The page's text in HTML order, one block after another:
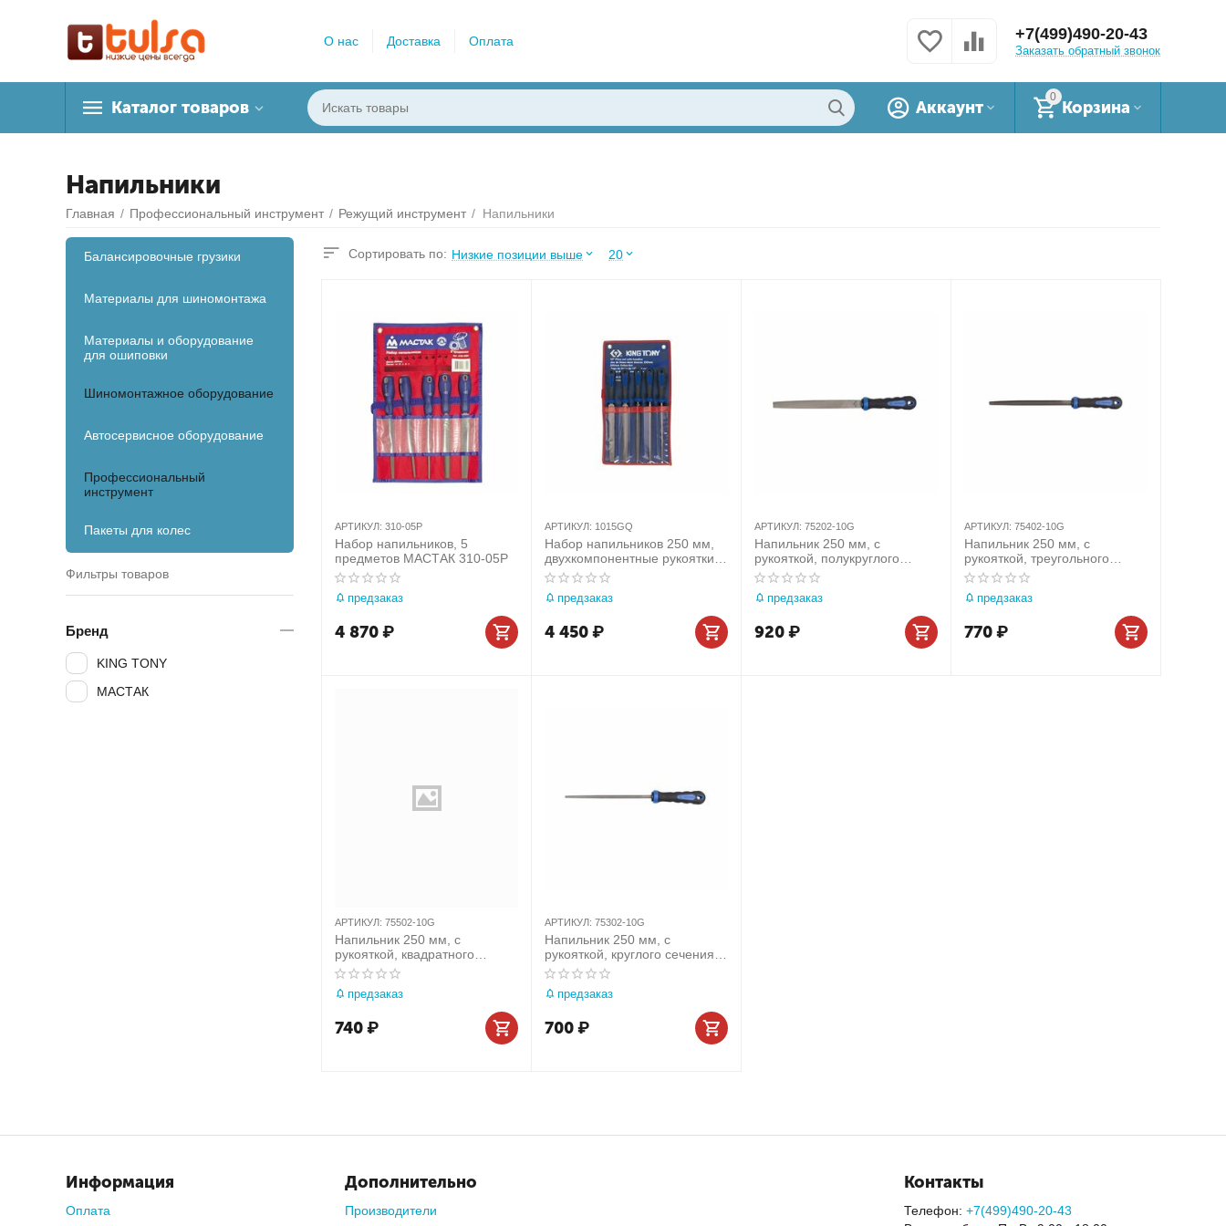
О нас Доставка Оплата +7(499)490-20-43
Заказать обратный звонок
Каталог товаров
0
Корзина
Аккаунт
Напильники
Главная / Профессиональный инструмент / Режущий инструмент / Напильники
Сортировать по: Низкие позиции выше 20
АРТИКУЛ: 310-05P
Набор напильников, 5
предметов МАСТАК 310-05P
предзаказ
4 870₽
АРТИКУЛ: 1015GQ
Набор напильников 250 мм,
двухкомпонентные рукоятки,
5 предметов KING TONY
1015GQ
предзаказ
4 450₽
АРТИКУЛ: 75202-10G
Напильник 250 мм, с
рукояткой, полукруглого
сечения KING TONY 75202-
10G
предзаказ
920₽
АРТИКУЛ: 75402-10G
Напильник 250 мм, с
рукояткой, треугольного
сечения KING TONY 75402-
10G
предзаказ
770₽
АРТИКУЛ: 75502-10G
Напильник 250 мм, с
рукояткой, квадратного
сечения KING TONY 75502-
10G
предзаказ
740₽
АРТИКУЛ: 75302-10G
Напильник 250 мм, с
рукояткой, круглого сечения
KING TONY 75302-10G
предзаказ
700₽
Балансировочные грузики
Материалы для шиномонтажа
Материалы и оборудование
для ошиповки
Шиномонтажное оборудование
Автосервисное оборудование
Профессиональный
инструмент
Пакеты для колес
Фильтры товаров
Бренд
KING TONY
МАСТАК
Информация
Оплата
Дополнительно
Производители
Контакты
Телефон:+7(499)490-20-43